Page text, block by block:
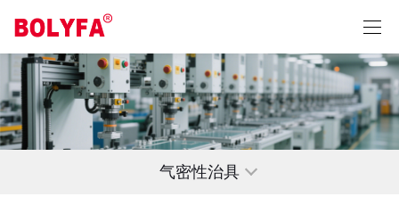
气密性治具